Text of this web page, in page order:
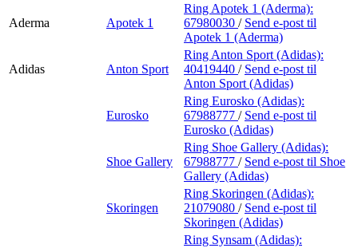
Aderma Apotek 1
Ring Apotek 1 (Aderma):
67980030 / Send e-post til
Apotek 1 (Aderma)
Adidas Anton Sport
Ring Anton Sport (Adidas):
40419440 / Send e-post til
Anton Sport (Adidas)
Eurosko
Ring Eurosko (Adidas):
67988777 / Send e-post til
Eurosko (Adidas)
Shoe Gallery
Ring Shoe Gallery (Adidas):
67988777 / Send e-post til Shoe
Gallery (Adidas)
Skoringen
Ring Skoringen (Adidas):
21079080 / Send e-post til
Skoringen (Adidas)
Ring Synsam (Adidas):